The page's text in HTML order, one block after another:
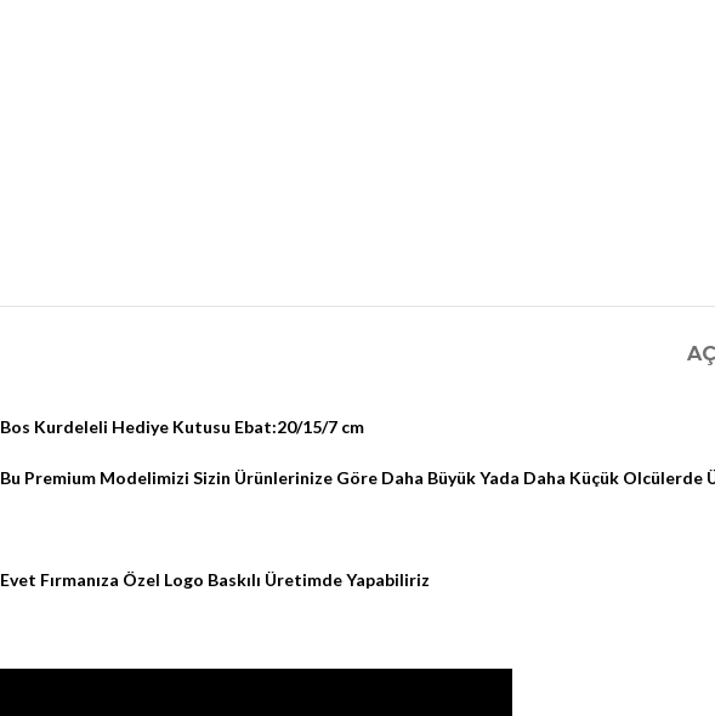
Bos Kurdeleli Hediye Kutusu Ebat:20/15/7 cm
Bu Premium Modelimizi Sizin Ürünlerinize Göre Daha Büyük Yada Daha Küçük Olcülerde
Evet Fırmanıza Özel Logo Baskılı Üretimde Yapabiliriz